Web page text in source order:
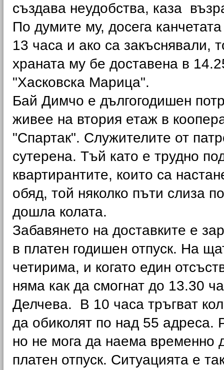
създава неудобства, каза
По думите му, досега
13 часа и ако са закъснявали,
храната му бе доставена в
"Хасковска Марица".
Бай Димчо е дългогодишен
живее на втория етаж в
"Спартак". Служителите от
сутерена. Тъй като е трудно
квартирантите, които са
обяд, той няколко пъти слиза
дошла колата.
Забавянето на доставките е
в платен годишен отпуск. На
четирима, и когато един
няма как да смогнат до 13.30
Делчева. В 10 часа тръгват
да обиколят по над 55 адреса.
но не мога да наема временно
платен отпуск. Ситуацията е